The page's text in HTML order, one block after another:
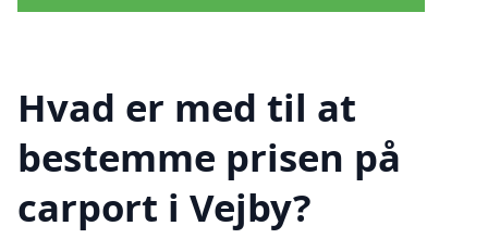
Hvad er med til at
bestemme prisen på
carport i Vejby?